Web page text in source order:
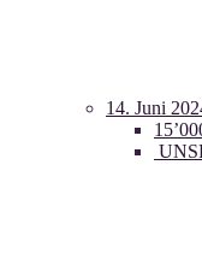
14. Juni